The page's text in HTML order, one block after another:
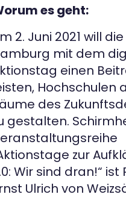
es geht:
2. Juni 2021 will die
mit dem
einen
Hochschulen
des
gestalten.
zur
Wir sind dran!“ ist
Ulrich von